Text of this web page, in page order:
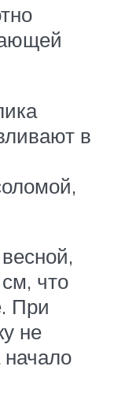
в
что
При
не
начало